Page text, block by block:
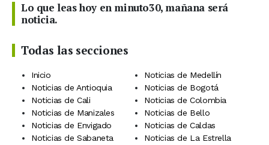
Lo que leas hoy en minuto30, mañana será
noticia.
Todas las secciones
Inicio
Noticias de Medellín
Noticias de Antioquia
Noticias de Bogotá
Noticias de Cali
Noticias de Colombia
Noticias de Manizales
Noticias de Bello
Noticias de Envigado
Noticias de Caldas
Noticias de Sabaneta
Noticias de La Estrella